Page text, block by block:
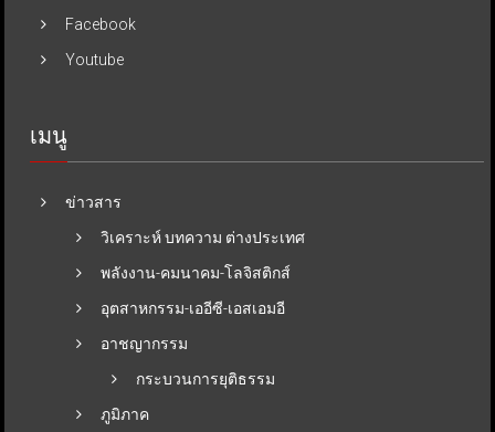
Facebook
Youtube
เมนู
ข่าวสาร
วิเคราะห์ บทความ ต่างประเทศ
พลังงาน-คมนาคม-โลจิสติกส์
อุตสาหกรรม-เออีซี-เอสเอมอี
อาชญากรรม
กระบวนการยุติธรรม
ภูมิภาค